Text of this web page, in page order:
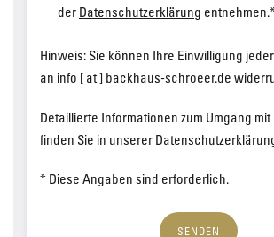
der Datenschutzerklärung
Hinweis: Sie können Ihre Einwilligung
an info [ at ] backhaus-schroeer.de
Detaillierte Informationen zum Umgang
finden Sie in unserer
* Diese Angaben sind erforderlich.
SENDEN